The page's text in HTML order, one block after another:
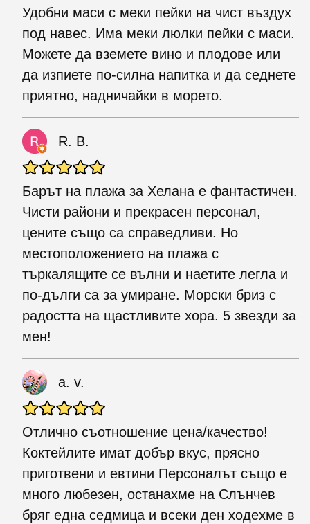
Удобни маси с меки пейки на чист въздух
под навес. Има меки люлки пейки с маси.
Можете да вземете вино и плодове или
да изпиете по-силна напитка и да седнете
приятно, надничайки в морето.
R. B.
Барът на плажа за Хелана е фантастичен.
Чисти райони и прекрасен персонал,
цените също са справедливи. Но
местоположението на плажа с
търкалящите се вълни и наетите легла и
по-дълги са за умиране. Морски бриз с
радостта на щастливите хора. 5 звезди за
мен!
a. v.
Отлично съотношение цена/качество!
Коктейлите имат добър вкус, прясно
приготвени и евтини Персоналът също е
много любезен, останахме на Слънчев
бряг една седмица и всеки ден ходехме в